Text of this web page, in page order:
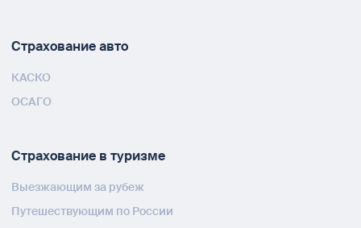
Страхование авто
КАСКО
ОСАГО
Страхование в туризме
Выезжающим за рубеж
Путешествующим по России